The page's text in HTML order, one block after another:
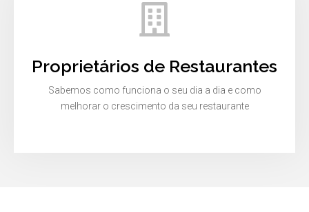
Proprietários de Restaurantes
Sabemos como funciona o seu dia a dia e como
melhorar o crescimento da seu restaurante